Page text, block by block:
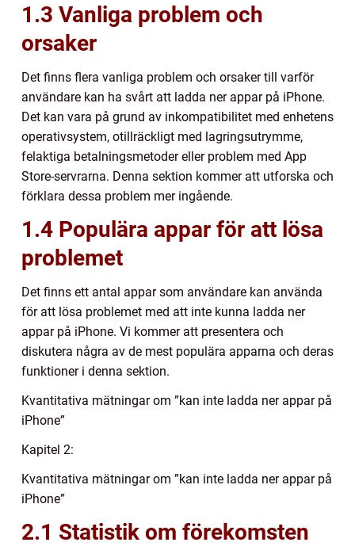
1.3 Vanliga problem och
orsaker
Det finns flera vanliga problem och orsaker till varför
användare kan ha svårt att ladda ner appar på iPhone.
Det kan vara på grund av inkompatibilitet med enhetens
operativsystem, otillräckligt med lagringsutrymme,
felaktiga betalningsmetoder eller problem med App
Store-servrarna. Denna sektion kommer att utforska och
förklara dessa problem mer ingående.
1.4 Populära appar för att lösa
problemet
Det finns ett antal appar som användare kan använda
för att lösa problemet med att inte kunna ladda ner
appar på iPhone. Vi kommer att presentera och
diskutera några av de mest populära apparna och deras
funktioner i denna sektion.
Kvantitativa mätningar om ”kan inte ladda ner appar på
iPhone”
Kapitel 2:
Kvantitativa mätningar om ”kan inte ladda ner appar på
iPhone”
2.1 Statistik om förekomsten